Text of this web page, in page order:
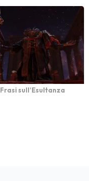
Frasi sull’Esultanza